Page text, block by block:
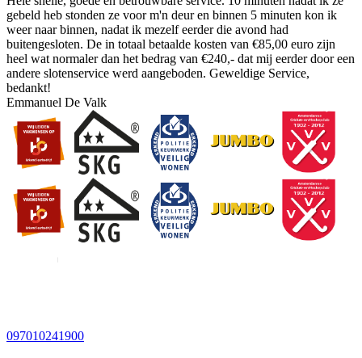
gebeld heb stonden ze voor m'n deur en binnen 5 minuten kon ik
weer naar binnen, nadat ik mezelf eerder die avond had
buitengesloten. De in totaal betaalde kosten van €85,00 euro zijn
heel wat normaler dan het bedrag van €240,- dat mij eerder door een
andere slotenservice werd aangeboden. Geweldige Service,
bedankt!
Emmanuel De Valk
097010241900